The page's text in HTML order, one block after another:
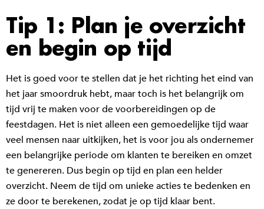
Tip 1: Plan je overzicht
en begin op tijd
Het is goed voor te stellen dat je het richting het eind van
het jaar smoordruk hebt, maar toch is het belangrijk om
tijd vrij te maken voor de voorbereidingen op de
feestdagen. Het is niet alleen een gemoedelijke tijd waar
veel mensen naar uitkijken, het is voor jou als ondernemer
een belangrijke periode om klanten te bereiken en omzet
te genereren. Dus begin op tijd en plan een helder
overzicht. Neem de tijd om unieke acties te bedenken en
ze door te berekenen, zodat je op tijd klaar bent.